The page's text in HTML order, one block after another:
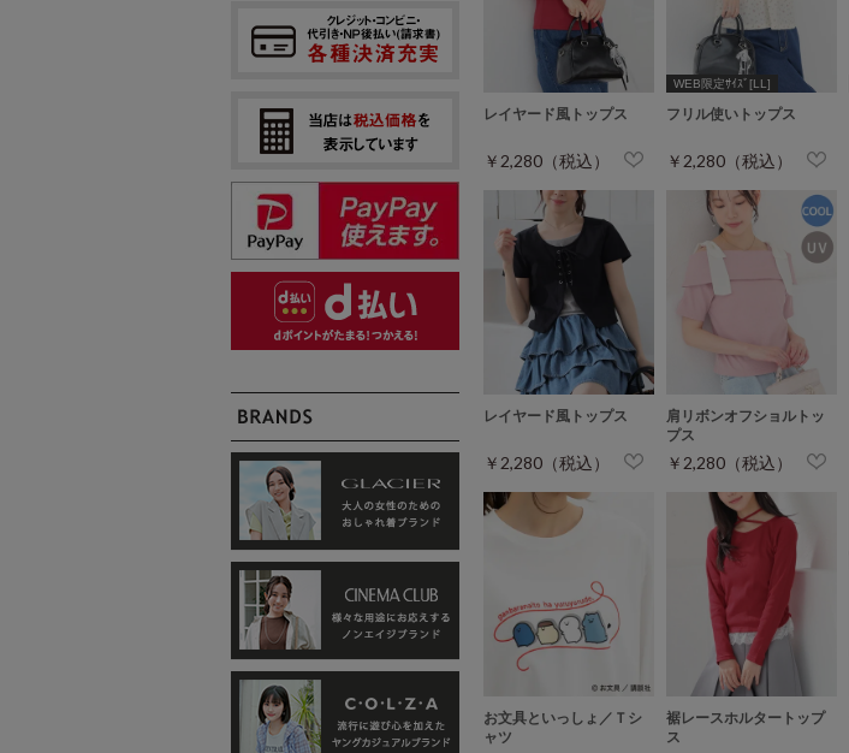
レイヤード風トップス
￥2,280（税込）
WEB限定ｻｲｽﾞ[LL]
フリル使いトップス
￥2,280（税込）
レイヤード風トップス
￥2,280（税込）
肩リボンオフショルトッ
プス
￥2,280（税込）
お文具といっしょ／Ｔシ
ャツ
裾レースホルタートップ
ス